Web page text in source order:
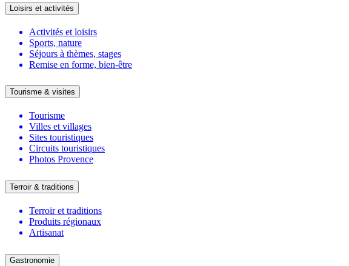
Loisirs et activités
Activités et loisirs
Sports, nature
Séjours à thèmes, stages
Remise en forme, bien-être
Tourisme & visites
Tourisme
Villes et villages
Sites touristiques
Circuits touristiques
Photos Provence
Terroir & traditions
Terroir et traditions
Produits régionaux
Artisanat
Gastronomie